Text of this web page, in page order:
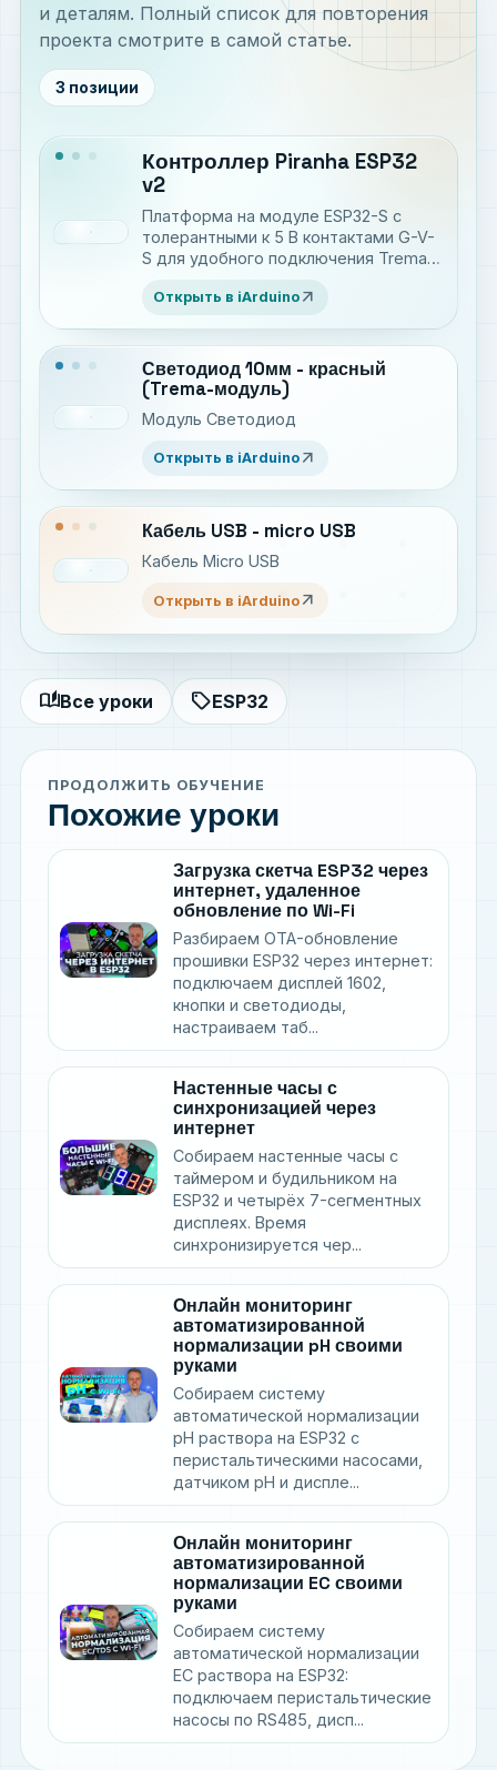
и деталям. Полный список для повторения
проекта смотрите в самой статье.
3 позиции
Контроллер Piranha ESP32
v2
Платформа на модуле ESP32-S с
толерантными к 5 В контактами G-V-
S для удобного подключения Trema-
Открыть в iArduino arrow_outward
Светодиод 10мм - красный
(Trema-модуль)
Модуль Светодиод
Открыть в iArduino arrow_outward
Кабель USB - micro USB
Кабель Micro USB
Открыть в iArduino arrow_outward
auto_storiesВсе уроки sellESP32
ПРОДОЛЖИТЬ ОБУЧЕНИЕ
Похожие уроки
Загрузка скетча ESP32 через
интернет, удаленное
обновление по Wi-Fi
Разбираем OTA-обновление
прошивки ESP32 через интернет:
подключаем дисплей 1602,
кнопки и светодиоды,
настраиваем таб...
Настенные часы с
синхронизацией через
интернет
Собираем настенные часы с
таймером и будильником на
ESP32 и четырёх 7-сегментных
дисплеях. Время
синхронизируется чер...
Онлайн мониторинг
автоматизированной
нормализации pH своими
руками
Собираем систему
автоматической нормализации
pH раствора на ESP32 с
перистальтическими насосами,
датчиком pH и диспле...
Онлайн мониторинг
автоматизированной
нормализации EC своими
руками
Собираем систему
автоматической нормализации
EC раствора на ESP32:
подключаем перистальтические
насосы по RS485, дисп...